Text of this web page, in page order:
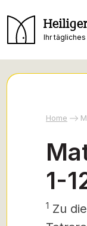
Ihr
Home
1-
1 Zu